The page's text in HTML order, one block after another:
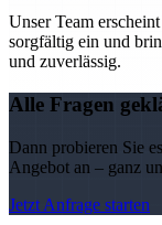
Unser Team
sorgfältig ein und
und zuverlässig.
Alle Fragen
Dann probieren Sie
Angebot an – ganz
Jetzt Anfrage starten